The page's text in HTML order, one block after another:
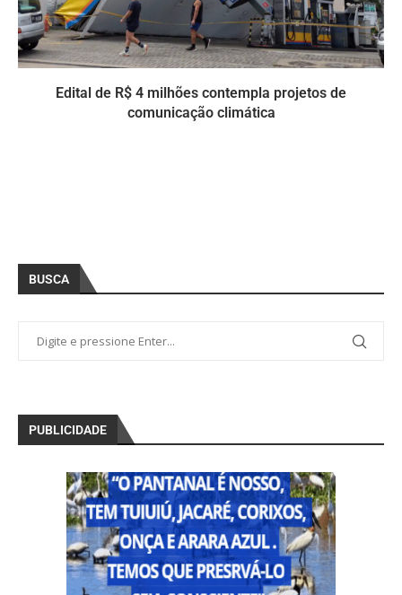
Edital de R$ 4 milhões contempla projetos de
comunicação climática
BUSCA
PUBLICIDADE